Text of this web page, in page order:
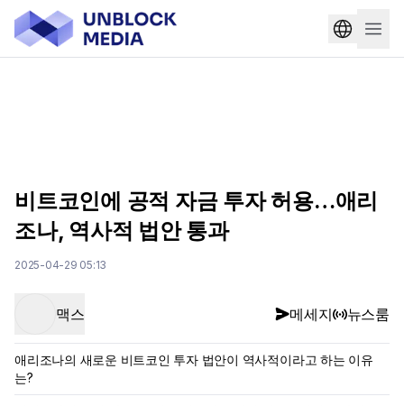
비트코인에 공적 자금 투자 허용…애리
조나, 역사적 법안 통과
2025-04-29 05:13
맥스 메세지 뉴스룸
애리조나의 새로운 비트코인 투자 법안이 역사적이라고 하는 이유
는?